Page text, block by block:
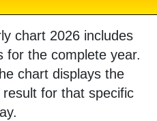
chart 2026 includes
for the complete year.
chart displays the
for that specific